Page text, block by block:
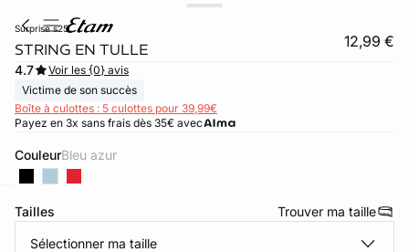
surprise s25
STRING EN TULLE 12,99 €
4.7
Voir les {0} avis
Victime de son succès
Boîte à culottes : 5 culottes pour 39,99€
Payez en 3x sans frais dès 35€ avec
Couleur bleu azur
Tailles Trouver ma taille
Sélectionner ma taille